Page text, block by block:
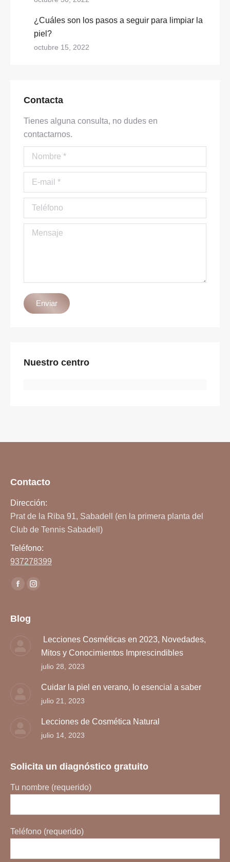
¿Cuáles son los pasos a seguir para limpiar la
piel?
octubre 15, 2022
Contacta
Tienes alguna consulta, no dudes en
contactarnos.
Nombre *
E-mail *
Teléfono
Mensaje
Enviar
Nuestro centro
Contacto
Dirección:
Prat de la Riba 91, Sabadell (en la primera planta del
Club de Tennis Sabadell)
Teléfono:
937278399
Encuéntranos en:
Facebook
opens
window
Instagram
new
window
Blog
Lecciones Cosméticas en 2023, Novedades,
Mitos y Conocimientos Imprescindibles
julio 28, 2023
Cuidar la piel en verano, lo esencial a saber
julio 21, 2023
Lecciones de Cosmética Natural
julio 14, 2023
Solicita un diagnóstico gratuito
Tu nombre (requerido)
Teléfono (requerido)